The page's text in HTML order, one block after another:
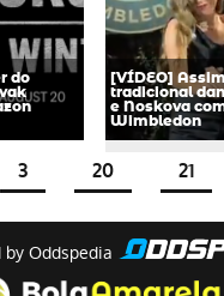
do
[VÍDEO]
tradicional
e Noskova
Wimbledon
3 20 21
Oddspedia